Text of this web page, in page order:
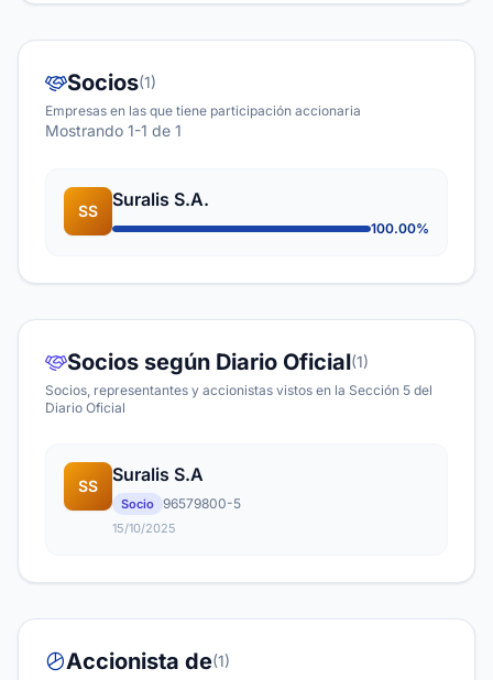
Socios(1)
Empresas en las que tiene participación accionaria
Mostrando 1-1 de 1
SS
Suralis S.A.
100.00%
Socios según Diario Oficial(1)
Socios, representantes y accionistas vistos en la Sección 5 del
Diario Oficial
SS
Suralis S.A
Socio 96579800-5
15/10/2025
Accionista de(1)